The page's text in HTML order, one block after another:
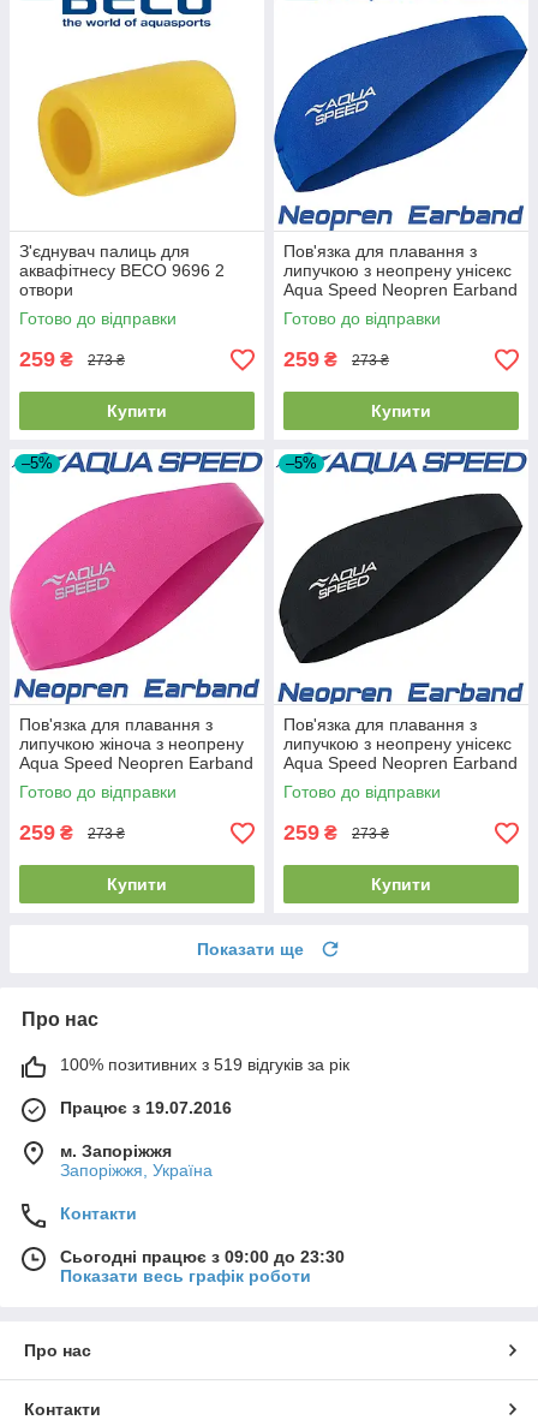
З'єднувач палиць для
аквафітнесу BECO 9696 2
отвори
Готово до відправки
259 ₴ 273 ₴
Купити
Пов'язка для плавання з
липучкою з неопрену унісекс
Aqua Speed Neopren Earband
Blue синя
Готово до відправки
259 ₴ 273 ₴
Купити
–5%
Пов'язка для плавання з
липучкою жіноча з неопрену
Aqua Speed Neopren Earband
Pink рожева
Готово до відправки
259 ₴ 273 ₴
Купити
–5%
Пов'язка для плавання з
липучкою з неопрену унісекс
Aqua Speed Neopren Earband
Black чорна
Готово до відправки
259 ₴ 273 ₴
Купити
Показати ще
Про нас
100% позитивних з 519 відгуків за рік
Працює з 19.07.2016
м. Запоріжжя
Запоріжжя, Україна
Контакти
Сьогодні працює з 09:00 до 23:30
Показати весь графік роботи
Про нас
Контакти